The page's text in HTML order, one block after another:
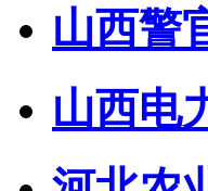
山西警
山西电